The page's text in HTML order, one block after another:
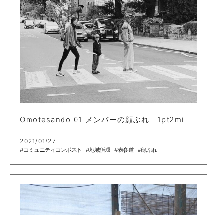
Omotesando 01 メンバーの顔ぶれ｜1pt2mi
2021/01/27
#コミュニティコンポスト
#地域循環 #表参道 #顔ぶれ